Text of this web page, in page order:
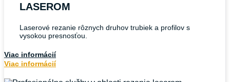
LASEROM
Laserové rezanie rôznych druhov trubiek a profilov s
vysokou presnosťou.
Viac informácií
Viac informácií